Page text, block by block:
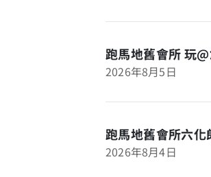
跑馬地舊會所 玩
2026年8月5日
跑馬地舊會所六化
2026年8月4日